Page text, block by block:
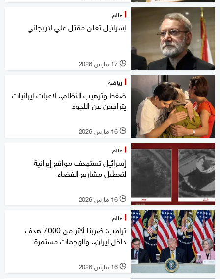
عالم
إسرائيل تعلن مقتل علي لاريجاني
l 17 مارس 2026
رياضة
ضغط وترهيب النظام.. لاعبات إيرانيات
يتراجعن عن اللجوء
l 16 مارس 2026
عالم
إسرائيل تستهدف مواقع إيرانية
لتعطيل مشاريع الفضاء
l 16 مارس 2026
عالم
ترامب: ضربنا أكثر من 7000 هدف
داخل إيران.. والهجمات مستمرة
l 16 مارس 2026